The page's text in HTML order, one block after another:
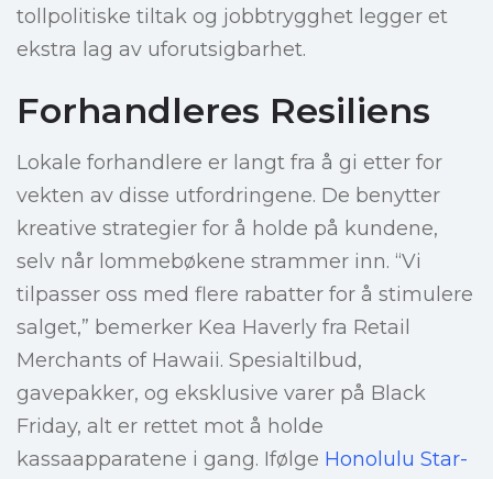
tollpolitiske tiltak og jobbtrygghet legger et
ekstra lag av uforutsigbarhet.
Forhandleres Resiliens
Lokale forhandlere er langt fra å gi etter for
vekten av disse utfordringene. De benytter
kreative strategier for å holde på kundene,
selv når lommebøkene strammer inn. “Vi
tilpasser oss med flere rabatter for å stimulere
salget,” bemerker Kea Haverly fra Retail
Merchants of Hawaii. Spesialtilbud,
gavepakker, og eksklusive varer på Black
Friday, alt er rettet mot å holde
kassaapparatene i gang. Ifølge Honolulu Star-